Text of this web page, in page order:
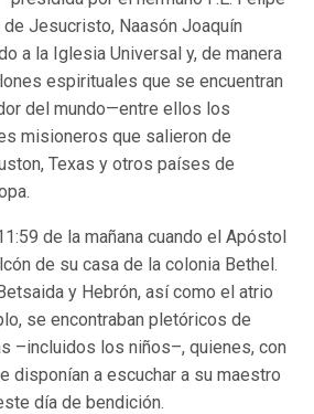
Jesucristo, Naasón Joaquín
a la Iglesia Universal y, de manera
espirituales que se encuentran
del mundo—entre ellos los
misioneros que salieron de
Texas y otros países de
de la mañana cuando el Apóstol
de su casa de la colonia Bethel.
y Hebrón, así como el atrio
se encontraban pletóricos de
–incluidos los niños–, quienes, con
disponían a escuchar a su maestro
día de bendición.